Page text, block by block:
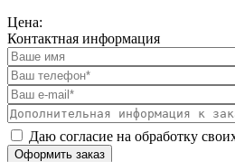
Цена:
Контактная информация
Даю согласие на обработку
Оформить заказ